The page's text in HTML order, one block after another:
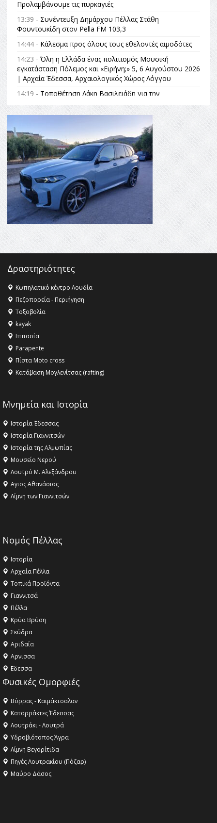
Προλαμβάνουμε τις πυρκαγιές
13:39 - Συνέντευξη Δημάρχου Πέλλας Στάθη
Φουντουκίδη στον Pella FM 103,3
14:44 - Κάλεσμα προς όλους τους εθελοντές αιμοδότες
14:23 - Όλη η Ελλάδα ένας πολιτισμός Μουσική
εγκατάσταση Πόλεμος και «Ειρήνη;» 5, 6 Αυγούστου 2026
| Αρχαία Έδεσσα, Αρχαιολογικός Χώρος Λόγγου
14:19 - Τοποθέτηση Λάκη Βασιλειάδη για την
Αναθεώρηση του Συντάγματος: «Σε τέτοιες κορυφαίες
θεσμικές διαδικασίες υπάρχει μόνο η ευθύνη απέναντι
16:35 -Το πρόγραμμα του ΠΑΟΚ στον δεύτερο γύρο του
Champions League!
16:27 -Όλυμπος: Εντάχθηκε στον Κατάλογο Παγκόσμιας
Κληρονομιάς της UNESCO – Ομόφωνη η απόφαση Ο
Όλυμπος αναγνωρίστηκε ως φυσικό και πολιτιστικό
αγαθό εξέχουσας οικουμενικής αξίας για την
ανθρωπότητα
16:18 -ΕΝΟΡΙΑΚΕΣ ΚΑΛΟΚΑΙΡΙΝΕΣ ΔΡΑΣΕΙΣ ΓΙΑ ΠΑΙΔΙΑ
ΣΤΗΝ ΕΔΕΣΣΑ
Δραστηριότητες
Κωπηλατικό κέντρο Λουδία
Πεζοπορεία - Περιήγηση
Τοξοβολία
kayak
Ιππασία
Parapente
Πίστα Moto cross
Κατάβαση Μογλενίτσας (rafting)
Μνημεία και Ιστορία
Ιστορία Έδεσσας
Ιστορία Γιαννιτσών
Ιστορία της Αλμωπίας
Μουσείο Νερού
Λουτρό Μ. Αλεξάνδρου
Αγιος Αθανάσιος
Λίμνη των Γιαννιτσών
Νομός Πέλλας
Ιστορία
Αρχαία Πέλλα
Τοπικά Προϊόντα
Γιαννιτσά
Πέλλα
Κρύα Βρύση
Σκύδρα
Αριδαία
Aρνισσα
Eδεσσα
Φυσικές Ομορφιές
Βόρρας - Καϊμάκτσαλαν
Καταρράκτες Έδεσσας
Λουτράκι - Λουτρά
Υδροβιότοπος Άγρα
Λίμνη Βεγορίτιδα
Πηγές Λουτρακίου (Πόζαρ)
Μαύρο Δάσος